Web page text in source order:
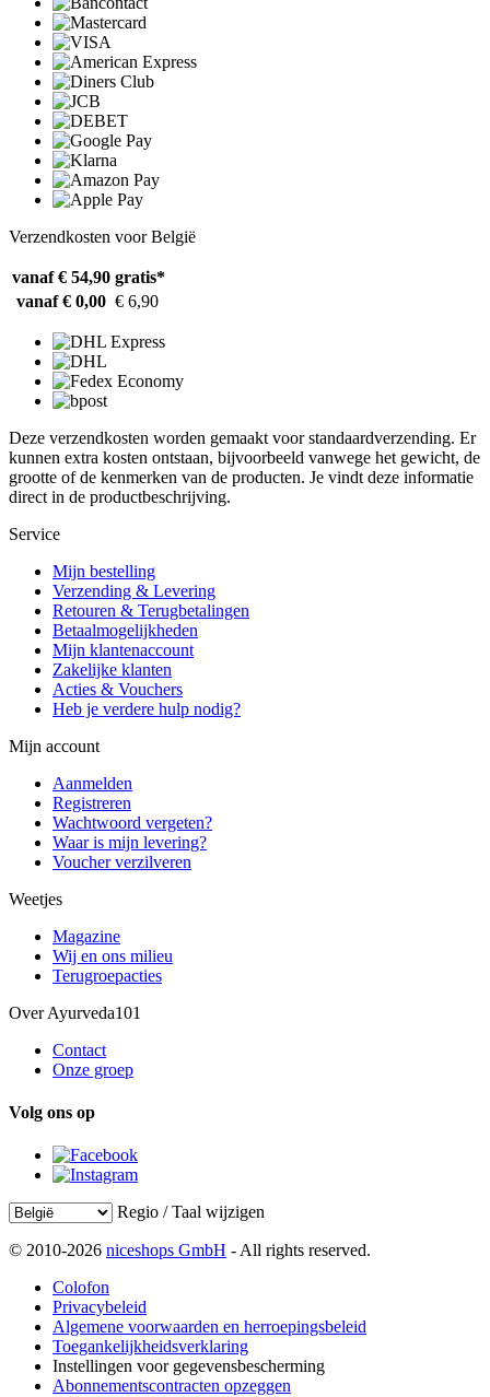
Verzendkosten voor België
vanaf € 54,90 gratis*
vanaf € 0,00 € 6,90
Deze verzendkosten worden gemaakt voor standaardverzending. Er
kunnen extra kosten ontstaan, bijvoorbeeld vanwege het gewicht, de
grootte of de kenmerken van de producten. Je vindt deze informatie
direct in de productbeschrijving.
Service
Mijn bestelling
Verzending & Levering
Retouren & Terugbetalingen
Betaalmogelijkheden
Mijn klantenaccount
Zakelijke klanten
Acties & Vouchers
Heb je verdere hulp nodig?
Mijn account
Aanmelden
Registreren
Wachtwoord vergeten?
Waar is mijn levering?
Voucher verzilveren
Weetjes
Magazine
Wij en ons milieu
Terugroepacties
Over Ayurveda101
Contact
Onze groep
Volg ons op
Regio / Taal wijzigen
© 2010-2026 niceshops GmbH - All rights reserved.
Colofon
Privacybeleid
Algemene voorwaarden en herroepingsbeleid
Toegankelijkheidsverklaring
Instellingen voor gegevensbescherming
Abonnementscontracten opzeggen